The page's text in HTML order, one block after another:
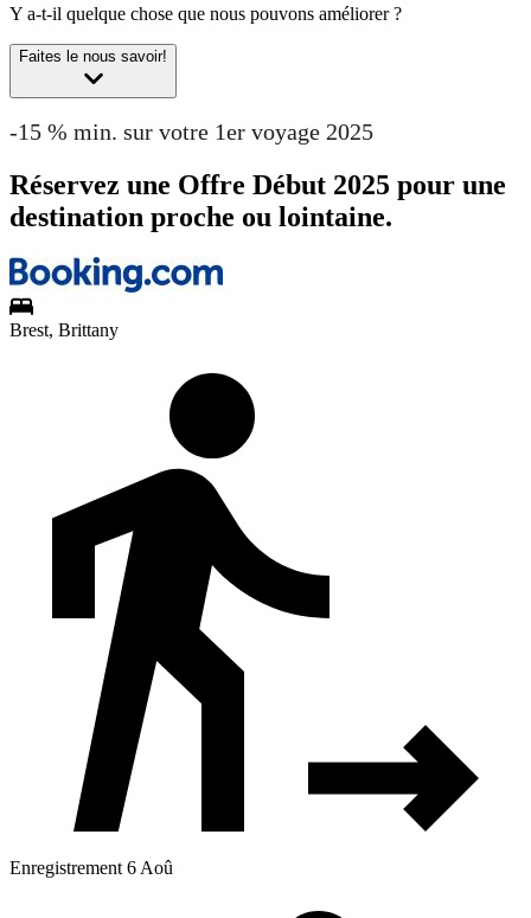
Y a-t-il quelque chose que nous pouvons améliorer ?
Faites le nous savoir!
-15 % min. sur votre 1er voyage 2025
Réservez une Offre Début 2025 pour une
destination proche ou lointaine.
Brest, Brittany
Enregistrement 6 Aoû